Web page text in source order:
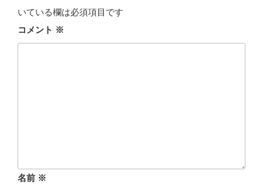
いている欄は必須項目です
コメント ※
名前 ※